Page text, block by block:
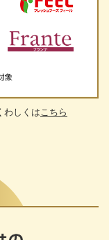
わしくは こちら